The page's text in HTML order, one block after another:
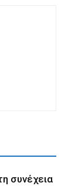
συνέχεια